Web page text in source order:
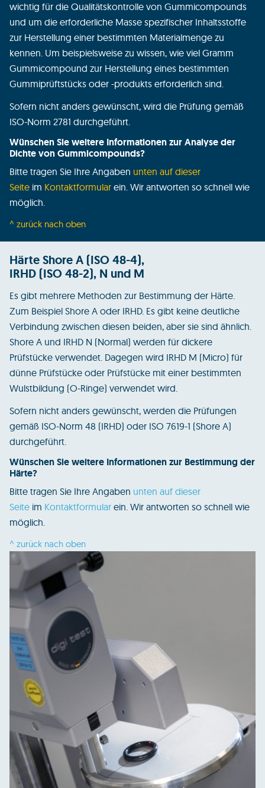
wichtig für die Qualitätskontrolle von Gummicompounds
und um die erforderliche Masse spezifischer Inhaltsstoffe
zur Herstellung einer bestimmten Materialmenge zu
kennen. Um beispielsweise zu wissen, wie viel Gramm
Gummicompound zur Herstellung eines bestimmten
Gummiprüftstücks oder -produkts erforderlich sind.
Sofern nicht anders gewünscht, wird die Prüfung gemäß
ISO-Norm 2781 durchgeführt.
Wünschen Sie weitere Informationen zur Analyse der
Dichte von Gummicompounds?
Bitte tragen Sie Ihre Angaben unten auf dieser
Seite im Kontaktformular ein. Wir antworten so schnell wie
möglich.
^ zurück nach oben
Härte Shore A (ISO 48-4),
IRHD (ISO 48-2), N und M
Es gibt mehrere Methoden zur Bestimmung der Härte.
Zum Beispiel Shore A oder IRHD. Es gibt keine deutliche
Verbindung zwischen diesen beiden, aber sie sind ähnlich.
Shore A und IRHD N (Normal) werden für dickere
Prüfstücke verwendet. Dagegen wird IRHD M (Micro) für
dünne Prüfstücke oder Prüfstücke mit einer bestimmten
Wulstbildung (O-Ringe) verwendet wird.
Sofern nicht anders gewünscht, werden die Prüfungen
gemäß ISO-Norm 48 (IRHD) oder ISO 7619-1 (Shore A)
durchgeführt.
Wünschen Sie weitere Informationen zur Bestimmung der
Härte?
Bitte tragen Sie Ihre Angaben unten auf dieser
Seite im Kontaktformular ein. Wir antworten so schnell wie
möglich.
^ zurück nach oben